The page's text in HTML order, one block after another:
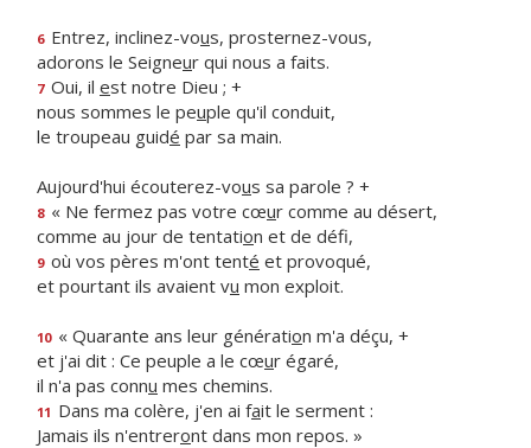
6 Entrez, inclinez-vous, prosternez-vous,
adorons le Seigneur qui nous a faits.
7 Oui, il est notre Dieu ; +
nous sommes le peuple qu'il conduit,
le troupeau guidé par sa main.
Aujourd'hui écouterez-vous sa parole ? +
8 « Ne fermez pas votre cœur comme au désert,
comme au jour de tentation et de défi,
9 où vos pères m'ont tenté et provoqué,
et pourtant ils avaient vu mon exploit.
10 « Quarante ans leur génération m'a déçu, +
et j'ai dit : Ce peuple a le cœur égaré,
il n'a pas connu mes chemins.
11 Dans ma colère, j'en ai fait le serment :
Jamais ils n'entreront dans mon repos. »